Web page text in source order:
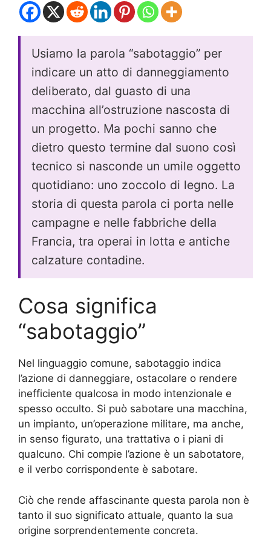
Usiamo la parola “sabotaggio” per
indicare un atto di danneggiamento
deliberato, dal guasto di una
macchina all’ostruzione nascosta di
un progetto. Ma pochi sanno che
dietro questo termine dal suono così
tecnico si nasconde un umile oggetto
quotidiano: uno zoccolo di legno. La
storia di questa parola ci porta nelle
campagne e nelle fabbriche della
Francia, tra operai in lotta e antiche
calzature contadine.
Cosa significa
“sabotaggio”
Nel linguaggio comune, sabotaggio indica
l’azione di danneggiare, ostacolare o rendere
inefficiente qualcosa in modo intenzionale e
spesso occulto. Si può sabotare una macchina,
un impianto, un’operazione militare, ma anche,
in senso figurato, una trattativa o i piani di
qualcuno. Chi compie l’azione è un sabotatore,
e il verbo corrispondente è sabotare.
Ciò che rende affascinante questa parola non è
tanto il suo significato attuale, quanto la sua
origine sorprendentemente concreta.